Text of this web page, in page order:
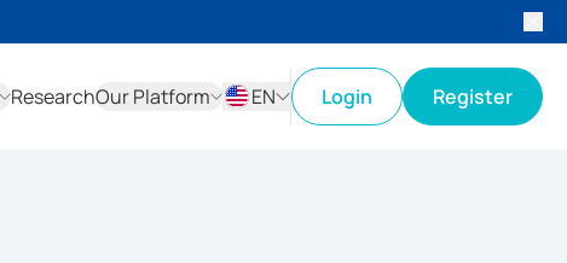
ResearchOur Platform
EN
Login Register